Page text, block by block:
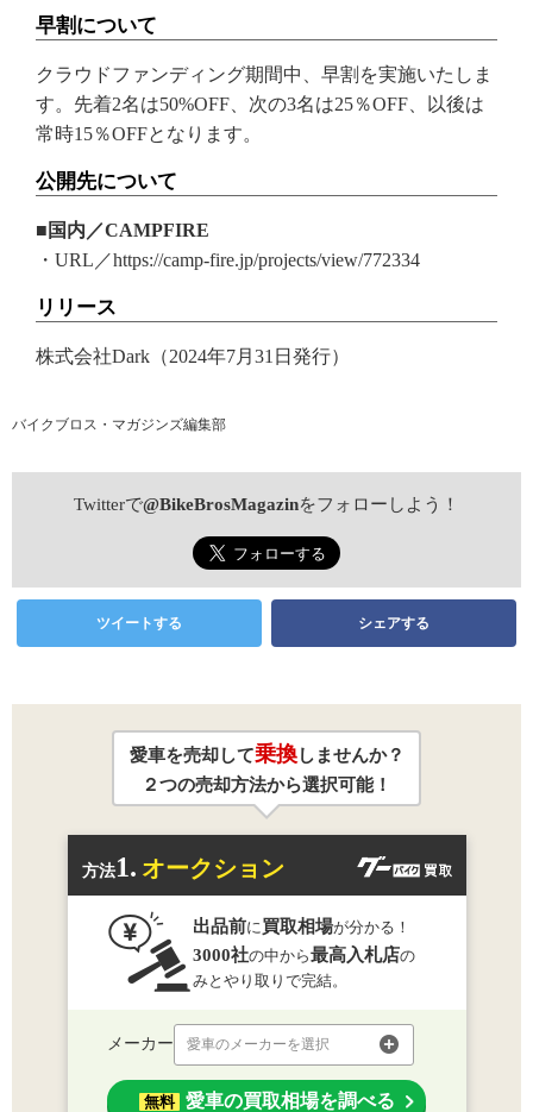
早割について
クラウドファンディング期間中、早割を実施いたしま
す。先着2名は50%OFF、次の3名は25％OFF、以後は
常時15％OFFとなります。
公開先について
■国内／CAMPFIRE
・URL／https://camp-fire.jp/projects/view/772334
リリース
株式会社Dark（2024年7月31日発行）
バイクブロス・マガジンズ編集部
Twitterで@BikeBrosMagazinをフォローしよう！
ツイートする シェアする
愛車を売却して乗換しませんか？
２つの売却方法から選択可能！
方法1. オークション
出品前に 買取相場が分かる！
3000社の中から最高入札店の
みとやり取りで完結。
メーカー 愛車のメーカーを選択
無料 愛車の買取相場を調べる